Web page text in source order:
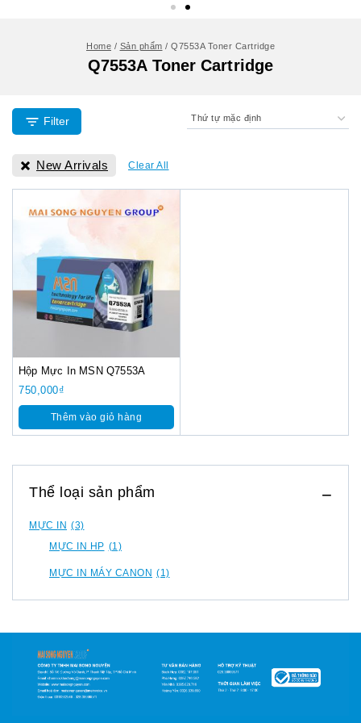
Home / Sản phẩm / Q7553A Toner Cartridge
Q7553A Toner Cartridge
Filter
New Arrivals Clear All
Hộp Mực In MSN Q7553A
750,000₫
Thêm vào giỏ hàng
Thể loại sản phẩm
MỰC IN (3)
MỰC IN HP (1)
MỰC IN MÁY CANON (1)